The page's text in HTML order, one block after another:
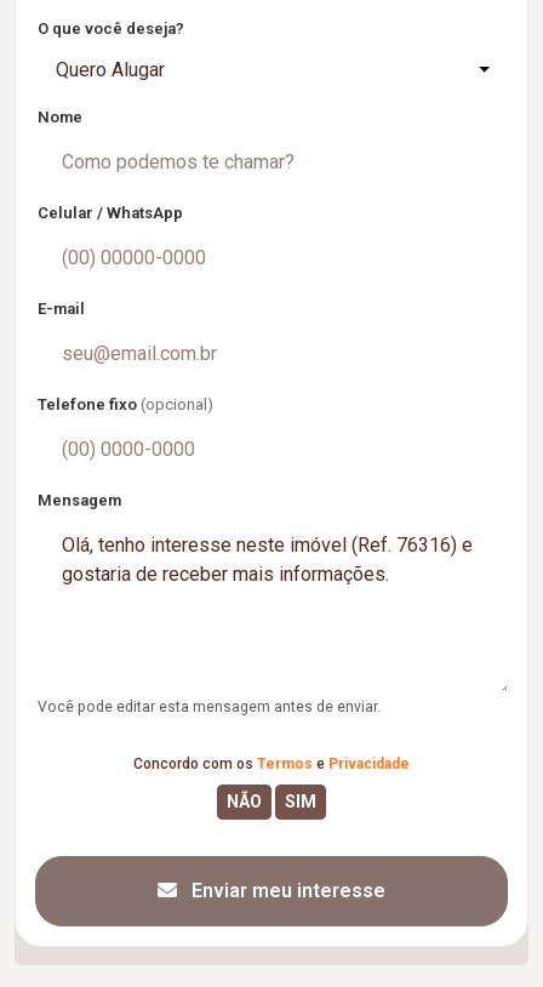
O que você deseja?
Quero Alugar
Nome
Celular / WhatsApp
E-mail
Telefone fixo (opcional)
Mensagem
Você pode editar esta mensagem antes de enviar.
Concordo com os Termos e Privacidade
Enviar meu interesse